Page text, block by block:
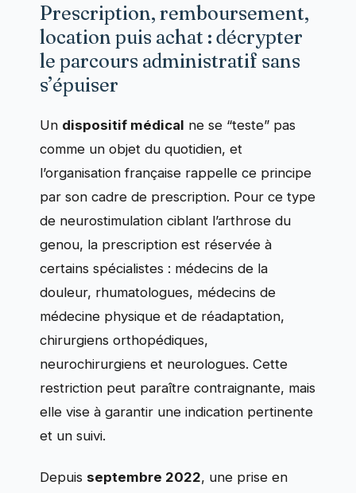
Prescription, remboursement,
location puis achat : décrypter
le parcours administratif sans
s’épuiser
Un dispositif médical ne se “teste” pas
comme un objet du quotidien, et
l’organisation française rappelle ce principe
par son cadre de prescription. Pour ce type
de neurostimulation ciblant l’arthrose du
genou, la prescription est réservée à
certains spécialistes : médecins de la
douleur, rhumatologues, médecins de
médecine physique et de réadaptation,
chirurgiens orthopédiques,
neurochirurgiens et neurologues. Cette
restriction peut paraître contraignante, mais
elle vise à garantir une indication pertinente
et un suivi.
Depuis septembre 2022, une prise en